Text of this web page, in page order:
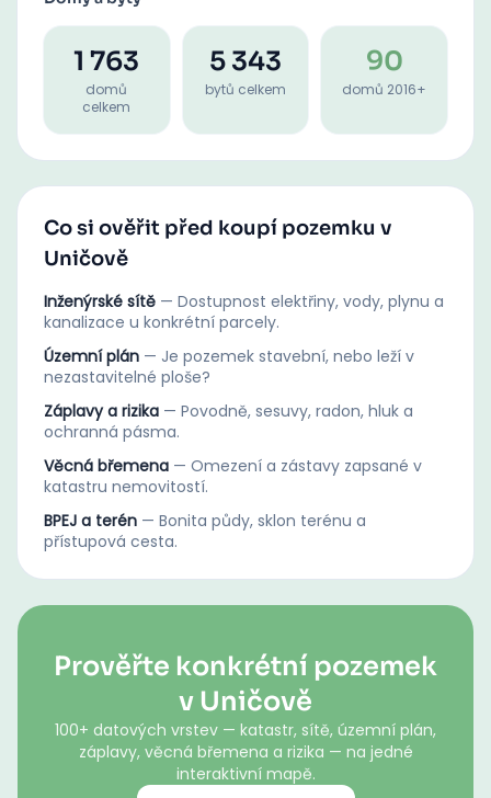
1 763
domů
celkem
5 343
bytů celkem
90
domů 2016+
Co si ověřit před koupí pozemku v
Uničově
Inženýrské sítě — Dostupnost elektřiny, vody, plynu a
kanalizace u konkrétní parcely.
Územní plán — Je pozemek stavební, nebo leží v
nezastavitelné ploše?
Záplavy a rizika — Povodně, sesuvy, radon, hluk a
ochranná pásma.
Věcná břemena — Omezení a zástavy zapsané v
katastru nemovitostí.
BPEJ a terén — Bonita půdy, sklon terénu a
přístupová cesta.
Prověřte konkrétní pozemek
v Uničově
100+ datových vrstev — katastr, sítě, územní plán,
záplavy, věcná břemena a rizika — na jedné
interaktivní mapě.